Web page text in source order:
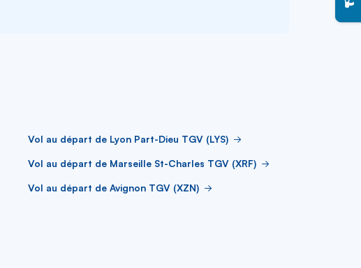
Vol au départ de Lyon Part-Dieu TGV (LYS)
Vol au départ de Marseille St-Charles TGV (XRF)
Vol au départ de Avignon TGV (XZN)